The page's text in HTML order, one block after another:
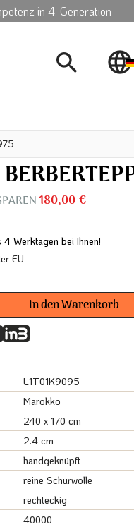
in 4. Generation
180,00 €
Werktagen bei Ihnen!
EU
In denWarenkorb
L1T01K9095
Marokko
240 x 170 cm
2.4 cm
handgeknüpft
reine Schurwolle
rechteckig
40000